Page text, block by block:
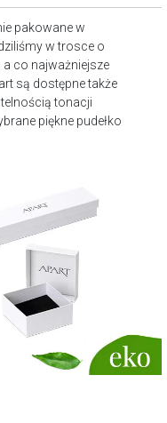
pakowane w
w trosce o
co najważniejsze
są dostępne także
tonacji
piękne pudełko